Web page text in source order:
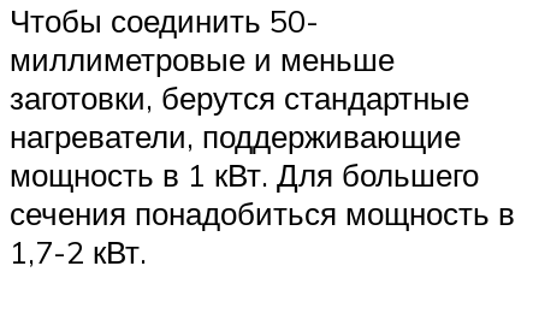
Чтобы соединить 50-
миллиметровые и меньше
заготовки, берутся стандартные
нагреватели, поддерживающие
мощность в 1 кВт. Для большего
сечения понадобиться мощность в
1,7-2 кВт.